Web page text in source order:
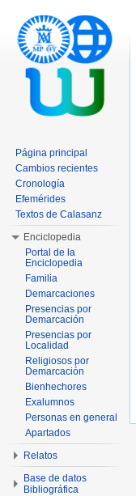
Página principal
Cambios recientes
Cronología
Efemérides
Textos de Calasanz
Enciclopedia
Portal de la
Enciclopedia
Familia
Demarcaciones
Presencias por
Demarcación
Presencias por
Localidad
Religiosos por
Demarcación
Bienhechores
Exalumnos
Personas en general
Apartados
Relatos
Base de datos
Bibliográfica